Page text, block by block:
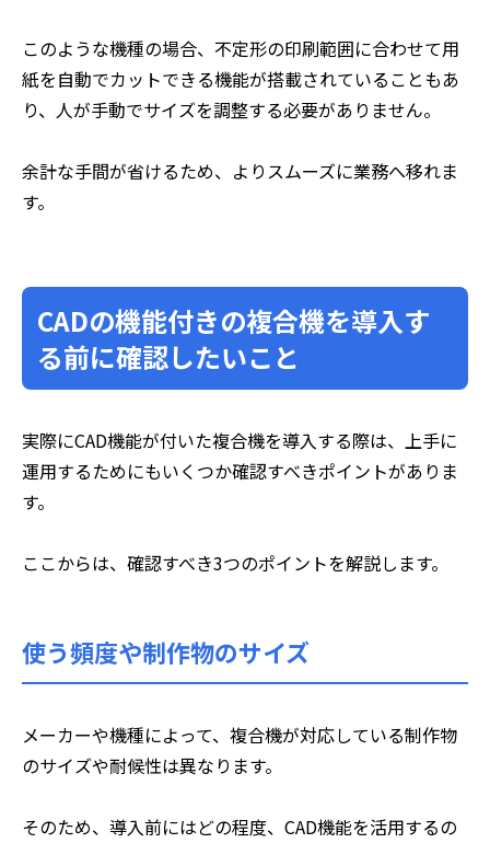
このような機種の場合、不定形の印刷範囲に合わせて用
紙を自動でカットできる機能が搭載されていることもあ
り、人が手動でサイズを調整する必要がありません。
余計な手間が省けるため、よりスムーズに業務へ移れま
す。
CADの機能付きの複合機を導入す
る前に確認したいこと
実際にCAD機能が付いた複合機を導入する際は、上手に
運用するためにもいくつか確認すべきポイントがありま
す。
ここからは、確認すべき3つのポイントを解説します。
使う頻度や制作物のサイズ
メーカーや機種によって、複合機が対応している制作物
のサイズや耐候性は異なります。
そのため、導入前にはどの程度、CAD機能を活用するの